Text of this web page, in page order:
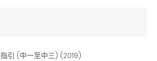
引 (中一至中三) (2019)